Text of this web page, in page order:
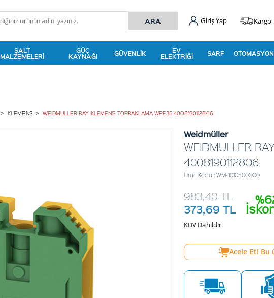
Giriş Yap Kargo
ŞALT
MALZEMELERI
GÜÇ
KAYNAĞI GÜVENLIK EV
ELEKTRIĞI SARF OTOMASYON
KLEMENS WEIDMULLER RAY KLEMENS TOPRAKLAMA WPE35 4008190112806
Weidmüller
WEIDMULLER
4008190112806
Ürün Kodu : WM-1010500000
983,40TL
373,69 TL
KDV Dahildir.
Acele Et! Bu